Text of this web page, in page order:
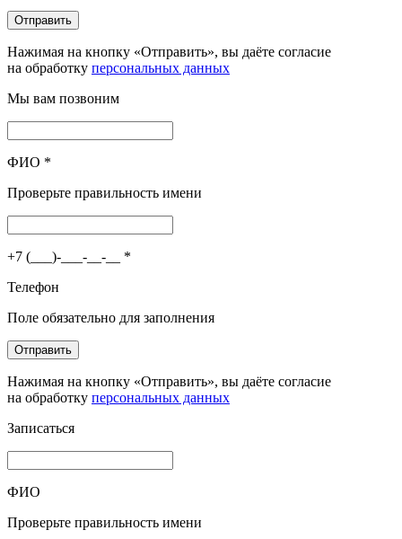
Отправить
Нажимая на кнопку «Отправить», вы даёте согласие
на обработку персональных данных
Мы вам позвоним
ФИО *
Проверьте правильность имени
+7 (___)-___-__-__ *
Телефон
Поле обязательно для заполнения
Отправить
Нажимая на кнопку «Отправить», вы даёте согласие
на обработку персональных данных
Записаться
ФИО
Проверьте правильность имени